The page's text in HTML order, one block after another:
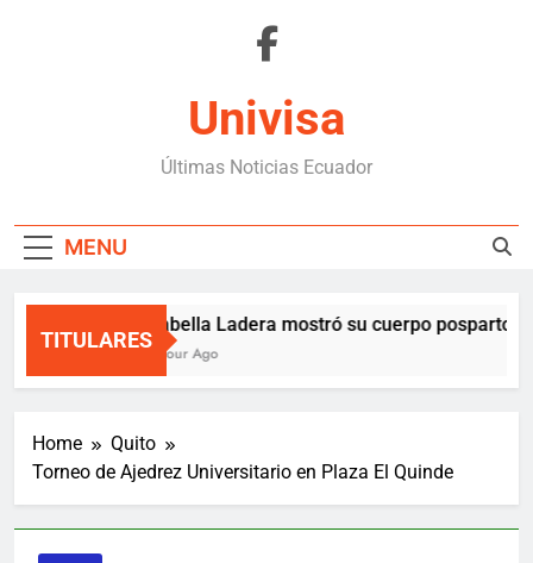
Univisa
Últimas Noticias Ecuador
MENU
TITULARES
Isabella Ladera mostró su cuerpo posparto y
1 Hour Ago
Home
Quito
Torneo de Ajedrez Universitario en Plaza El Quinde